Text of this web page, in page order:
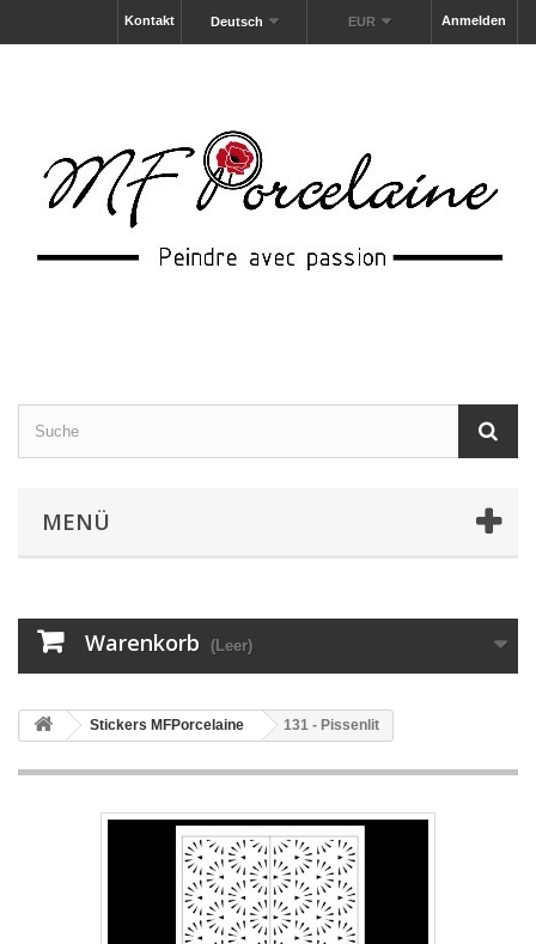
Anmelden
EUR
Deutsch
Kontakt
MENÜ
Warenkorb (Leer)
Stickers MFPorcelaine 131 - Pissenlit